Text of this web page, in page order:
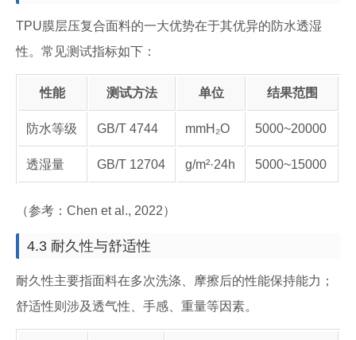
TPU膜层压复合面料的一大优势在于其优异的防水透湿
性。常见测试指标如下：
性能 测试方法 单位 结果范围
防水等级 GB/T 4744 mmH₂O 5000~20000
透湿量 GB/T 12704 g/m²·24h 5000~15000
（参考：Chen et al., 2022）
4.3 耐久性与舒适性
耐久性主要指面料在多次洗涤、摩擦后的性能保持能力；
舒适性则涉及透气性、手感、重量等因素。